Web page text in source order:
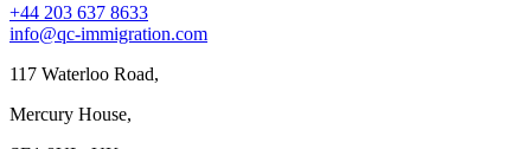
+44 203 637 8633
info@qc-immigration.com
117 Waterloo Road,
Mercury House,